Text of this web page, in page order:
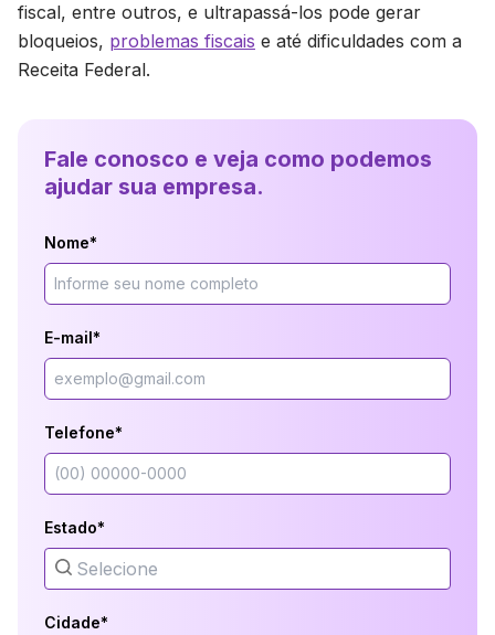
fiscal, entre outros, e ultrapassá-los pode gerar
bloqueios, problemas fiscais e até dificuldades com a
Receita Federal.
Fale conosco e veja como podemos
ajudar sua empresa.
Nome*
E-mail*
Telefone*
Estado*
Cidade*